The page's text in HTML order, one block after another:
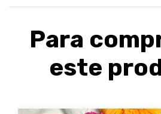
Para
este